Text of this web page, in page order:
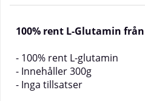
100% rent L-Glutamin
- 100% rent L-glutamin
- Innehåller 300g
- Inga tillsatser